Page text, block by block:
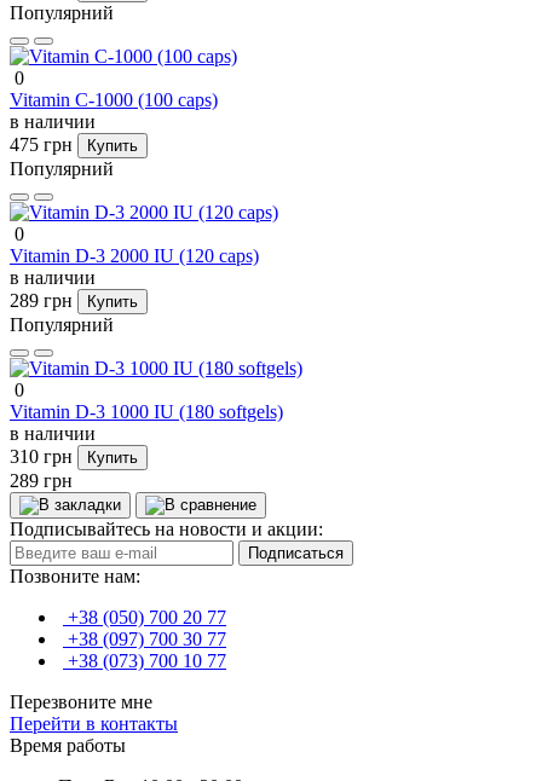
Популярний
0
Vitamin C-1000 (100 caps)
в наличии
475 грн
Купить
Популярний
0
Vitamin D-3 2000 IU (120 caps)
в наличии
289 грн
Купить
Популярний
0
Vitamin D-3 1000 IU (180 softgels)
в наличии
310 грн
Купить
289 грн
Подписывайтесь на новости и акции:
Подписаться
Позвоните нам:
+38 (050) 700 20 77
+38 (097) 700 30 77
+38 (073) 700 10 77
Перезвоните мне
Перейти в контакты
Время работы